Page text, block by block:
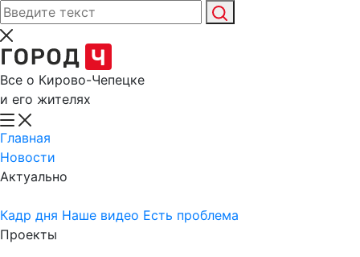
Все о Кирово-Чепецке
и его жителях
Главная
Новости
Актуально
Кадр дня Наше видео Есть проблема
Проекты